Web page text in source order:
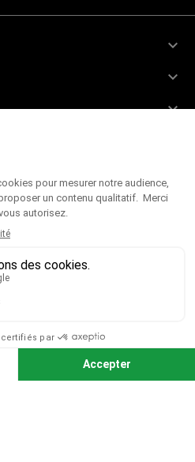



RÉSERVÉS MIEUX VOIR